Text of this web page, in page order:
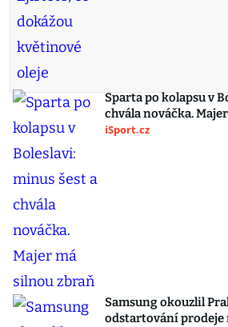
Sparta po kolapsu v
chvála nováčka.
iSport.cz
Samsung okouzlil
odstartování